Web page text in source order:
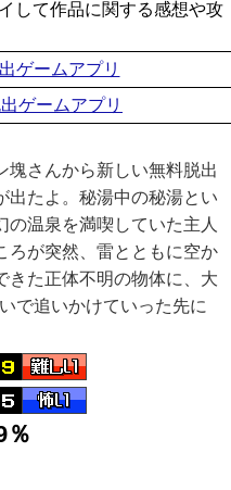
して作品に関する感想や攻
ゲームアプリ
ゲームアプリ
塊さんから新しい無料脱出
出たよ。秘湯中の秘湯とい
の温泉を満喫していた主人
ろが突然、雷とともに空か
きた正体不明の物体に、大
で追いかけていった先に
％